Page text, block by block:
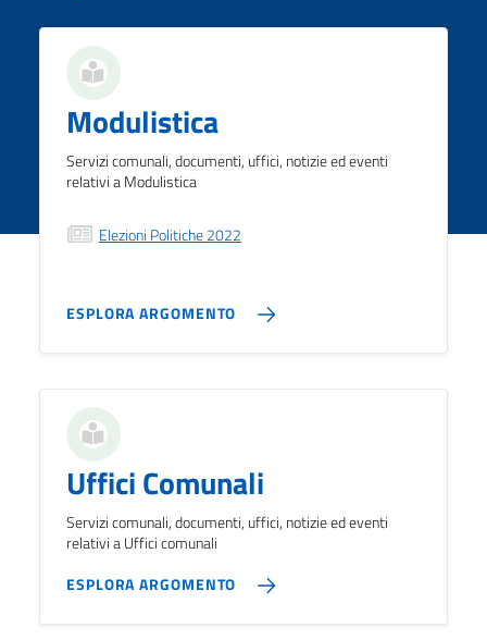
Modulistica
Servizi comunali, documenti, uffici, notizie ed eventi
relativi a Modulistica
Elezioni Politiche 2022
ESPLORA ARGOMENTO
Uffici Comunali
Servizi comunali, documenti, uffici, notizie ed eventi
relativi a Uffici comunali
ESPLORA ARGOMENTO